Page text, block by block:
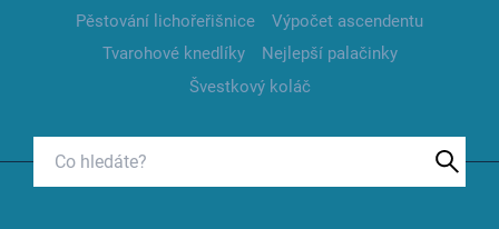
Pěstování lichořeřišnice
Výpočet ascendentu
Tvarohové knedlíky
Nejlepší palačinky
Švestkový koláč